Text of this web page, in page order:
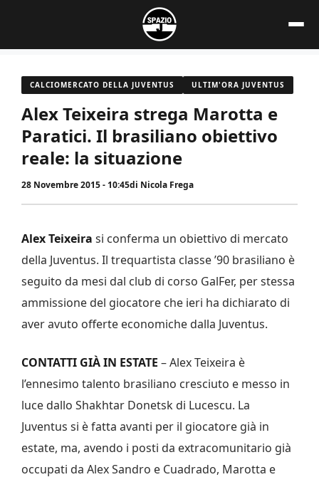
contenuto
CALCIOMERCATO DELLA JUVENTUS ULTIM'ORA JUVENTUS
Alex Teixeira strega Marotta e
Paratici. Il brasiliano obiettivo
reale: la situazione
28 Novembre 2015 - 10:45di Nicola Frega
Alex Teixeira si conferma un obiettivo di mercato
della Juventus. Il trequartista classe ’90 brasiliano è
seguito da mesi dal club di corso GalFer, per stessa
ammissione del giocatore che ieri ha dichiarato di
aver avuto offerte economiche dalla Juventus.
CONTATTI GIÀ IN ESTATE – Alex Teixeira è
l’ennesimo talento brasiliano cresciuto e messo in
luce dallo Shakhtar Donetsk di Lucescu. La
Juventus si è fatta avanti per il giocatore già in
estate, ma, avendo i posti da extracomunitario già
occupati da Alex Sandro e Cuadrado, Marotta e